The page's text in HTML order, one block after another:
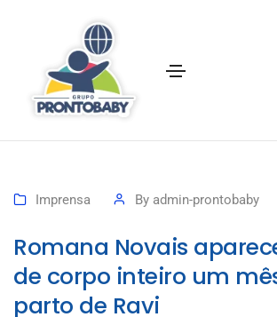
Imprensa By admin-prontobaby
Romana Novais
de corpo inteiro um
parto de Ravi